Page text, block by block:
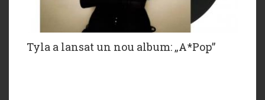
Tyla a lansat un nou album: „A*Pop”